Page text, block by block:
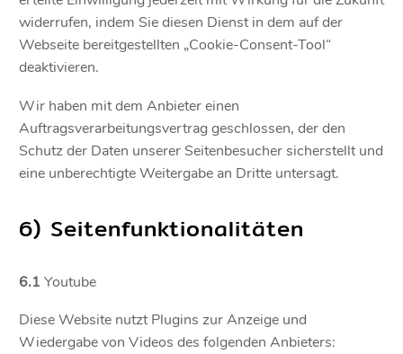
widerrufen, indem Sie diesen Dienst in dem auf der
Webseite bereitgestellten „Cookie-Consent-Tool“
deaktivieren.
Wir haben mit dem Anbieter einen
Auftragsverarbeitungsvertrag geschlossen, der den
Schutz der Daten unserer Seitenbesucher sicherstellt und
eine unberechtigte Weitergabe an Dritte untersagt.
6) Seitenfunktionalitäten
6.1 Youtube
Diese Website nutzt Plugins zur Anzeige und
Wiedergabe von Videos des folgenden Anbieters: